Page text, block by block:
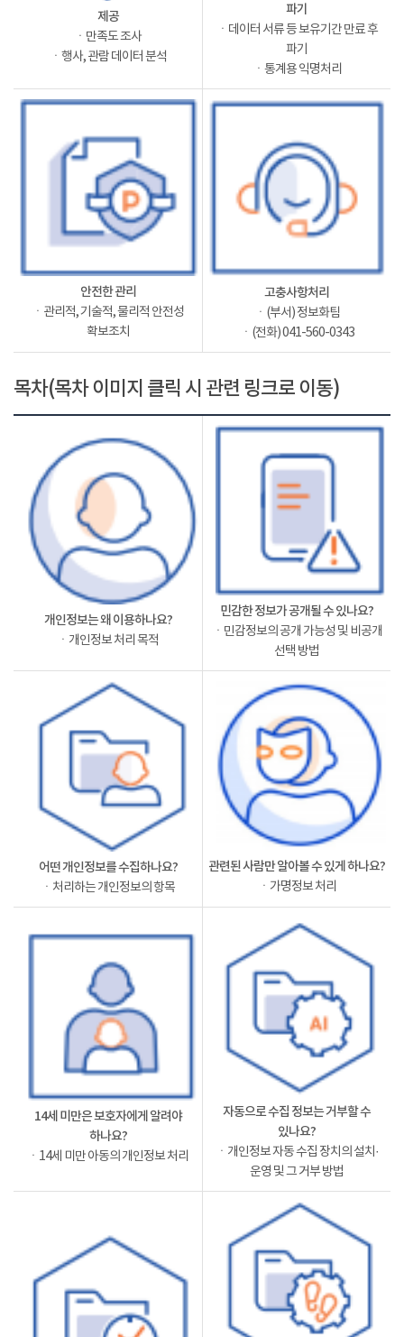
제공
ㆍ만족도 조사
ㆍ행사, 관람 데이터 분석
파기
ㆍ데이터 서류 등 보유기간 만료 후
파기
ㆍ통계용 익명처리
안전한 관리
ㆍ관리적, 기술적, 물리적 안전성
확보조치
고충사항처리
ㆍ(부서) 정보화팀
ㆍ(전화) 041-560-0343
목차(목차 이미지 클릭 시 관련 링크로 이동)
개인정보는 왜 이용하나요?
ㆍ개인정보 처리 목적
민감한 정보가 공개될 수 있나요?
ㆍ민감정보의 공개 가능성 및 비공개
선택 방법
어떤 개인정보를 수집하나요?
ㆍ처리하는 개인정보의 항목
관련된 사람만 알아볼 수 있게 하나요?
ㆍ가명정보 처리
14세 미만은 보호자에게 알려야
하나요?
ㆍ14세 미만 아동의 개인정보 처리
자동으로 수집 정보는 거부할 수
있나요?
ㆍ개인정보 자동 수집 장치의 설치·
운영 및 그 거부 방법